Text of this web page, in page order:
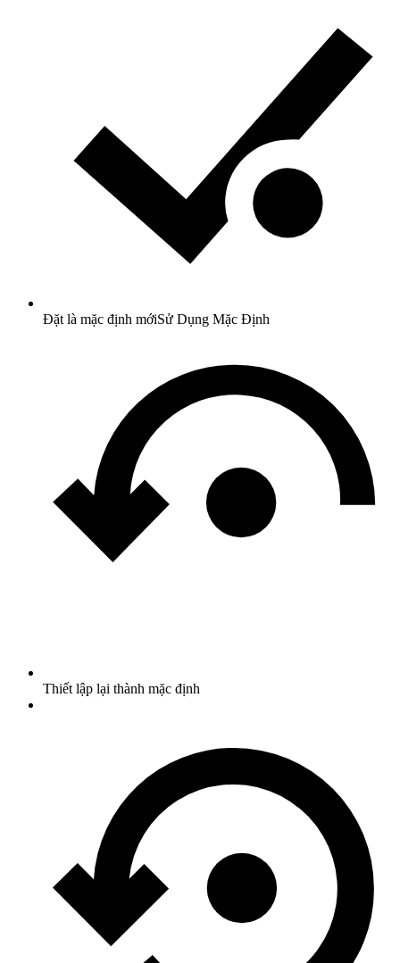
Đặt là mặc định mớiSử Dụng Mặc Định
Thiết lập lại thành mặc định